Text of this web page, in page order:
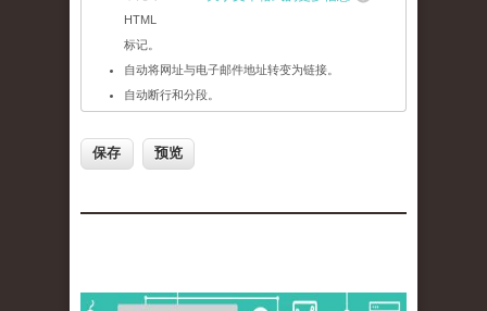
HTML
标记。
自动将网址与电子邮件地址转变为链接。
自动断行和分段。